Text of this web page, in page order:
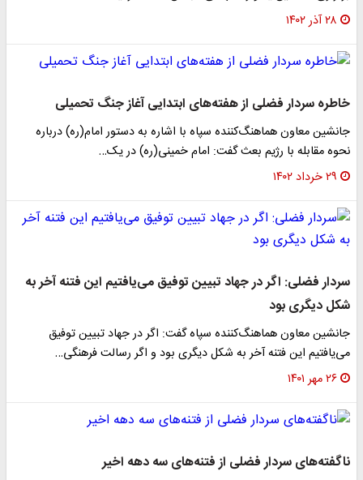
۲۸ آذر ۱۴۰۲
خاطره سردار فضلی از هفته‌های ابتدایی آغاز جنگ تحمیلی
جانشین معاون هماهنگ‌کننده سپاه با اشاره به دستور امام(ره) درباره
نحوه مقابله با رژیم بعث گفت: امام خمینی‌(ره) در یک…
۲۹ خرداد ۱۴۰۲
سردار فضلی: اگر در جهاد تبیین توفیق می‌یافتیم این فتنه آخر به
شکل دیگری بود
جانشین معاون هماهنگ‌کننده سپاه گفت: اگر در جهاد تبیین توفیق
می‌یافتیم این فتنه آخر به شکل دیگری بود و اگر رسالت فرهنگی…
۲۶ مهر ۱۴۰۱
ناگفته‌های سردار فضلی از فتنه‌های سه دهه اخیر